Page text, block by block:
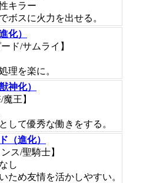
キラー
ボスに火力を出せる。
化）
ド/サムライ】
理を楽に。
神化）
魔王】
して優秀な働きをする。
（進化）
ス/聖騎士】
し
ため友情を活かしやすい。